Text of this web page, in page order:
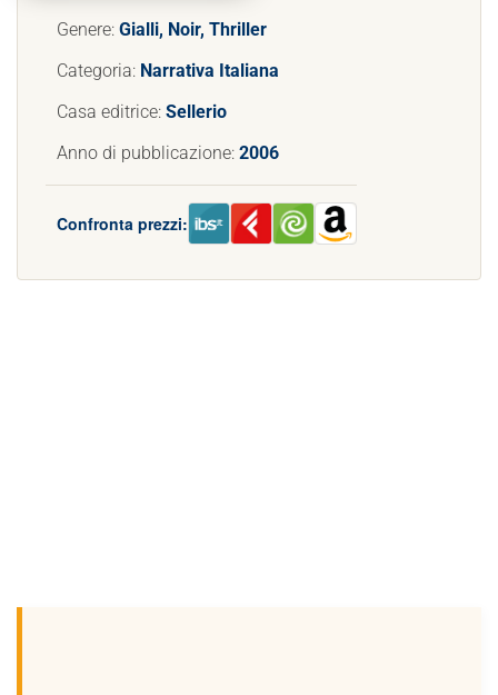
Genere: Gialli, Noir, Thriller
Categoria: Narrativa Italiana
Casa editrice: Sellerio
Anno di pubblicazione: 2006
Confronta prezzi: